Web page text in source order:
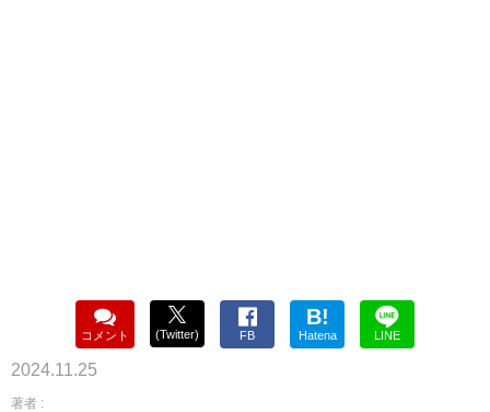
コメント (Twitter) FB
B!
Hatena LINE
2024.11.25
著者 :